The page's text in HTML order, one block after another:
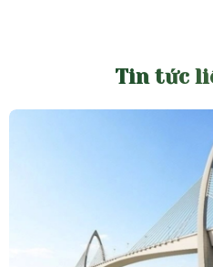
Tin tức